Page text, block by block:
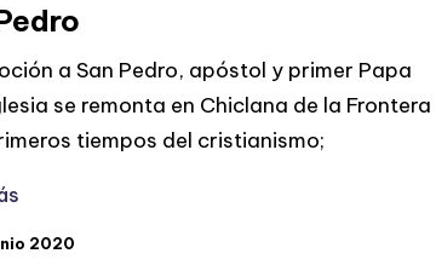
a San Pedro, apóstol y primer Papa
se remonta en Chiclana de la Frontera
tiempos del cristianismo;
2020